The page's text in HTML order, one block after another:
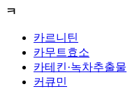
ㅋ
카르니틴
카무트효소
카테킨·녹차추출물
커큐민